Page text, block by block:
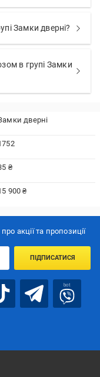
Замки дверні?
в групі Замки
дверні
₴
900 ₴
акції та пропозиції
ПІДПИСАТИСЯ
bot